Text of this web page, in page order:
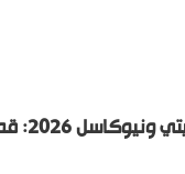
2026: قمة نارية